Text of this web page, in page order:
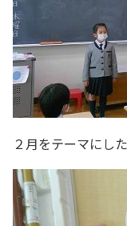
２月をテーマにし